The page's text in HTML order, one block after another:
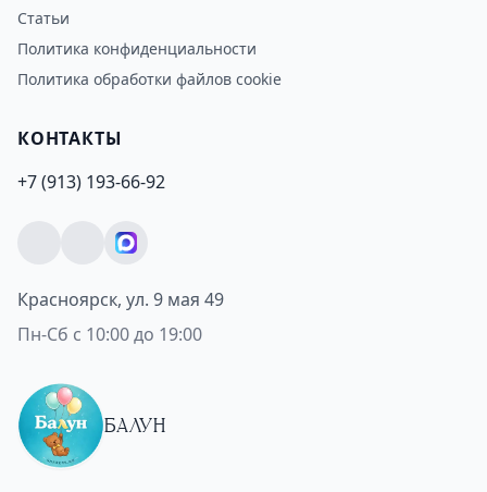
Статьи
Политика конфиденциальности
Политика обработки файлов cookie
КОНТАКТЫ
+7 (913) 193-66-92
Красноярск, ул. 9 мая 49
Пн-Сб с 10:00 до 19:00
БАЛУН